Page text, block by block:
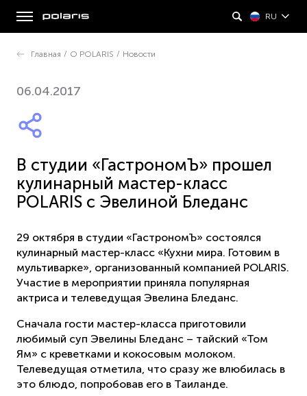
RU
Главная / О POLARIS / Новости
06.04.2017
В студии «ГастрономЪ» прошел
кулинарный мастер-класс
POLARIS с Эвелиной Бледанс
29 октября в студии «ГастрономЪ» состоялся
кулинарный мастер-класс «Кухни мира. Готовим в
мультиварке», организованный компанией POLARIS.
Участие в мероприятии приняла популярная
актриса и телеведущая Эвелина Бледанс.
Сначала гости мастер-класса приготовили
любимый суп Эвелины Бледанс – тайский «Том
Ям» с креветками и кокосовым молоком.
Телеведущая отметила, что сразу же влюбилась в
это блюдо, попробовав его в Таиланде.